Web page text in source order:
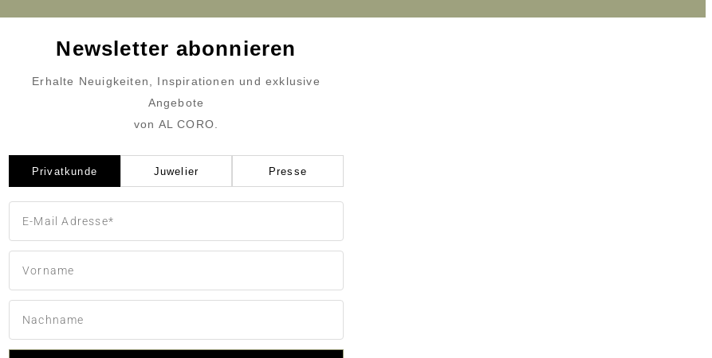
Newsletter abonnieren
Erhalte Neuigkeiten, Inspirationen und exklusive
Angebote
von AL CORO.
Privatkunde Juwelier Presse